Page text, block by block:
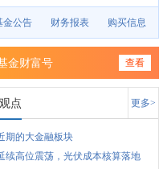
金公告 财务报表 购买信息
金财富号 查看
点 更多>
期的大金融板块
续高位震荡，光伏成本核算落地